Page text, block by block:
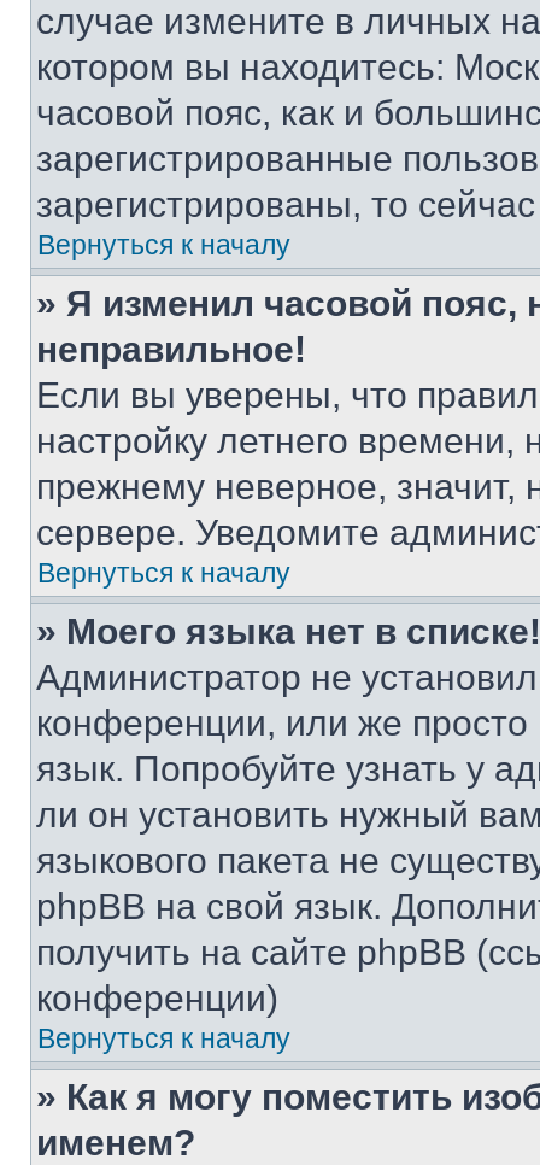
случае измените в личных
котором вы находитесь:
часовой пояс, как и
зарегистрированные
зарегистрированы, то
Вернуться к началу
» Я изменил часовой пояс,
неправильное!
Если вы уверены, что
настройку летнего
прежнему неверное, значит,
сервере. Уведомите
Вернуться к началу
» Моего языка нет в списке!
Администратор не
конференции, или же
язык. Попробуйте узнать у
ли он установить нужный
языкового пакета не
phpBB на свой язык.
получить на сайте phpBB
конференции)
Вернуться к началу
» Как я могу поместить
именем?